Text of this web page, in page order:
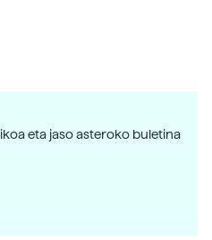
eta jaso asteroko buletina